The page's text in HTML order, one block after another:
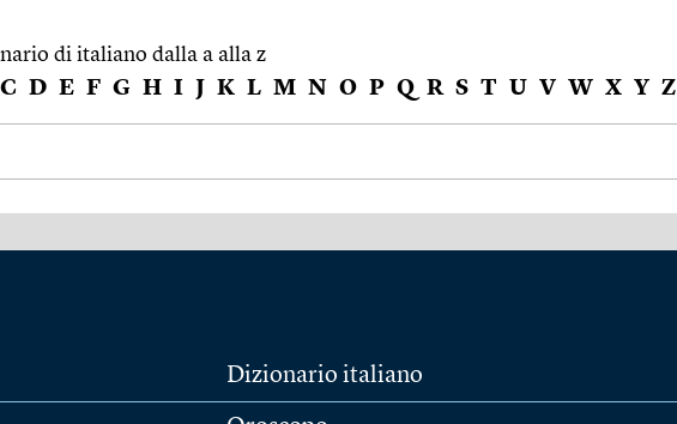
di italiano dalla a alla z
C D E F G H I J K L M N O P Q R S T U V W X Y Z
Dizionario italiano